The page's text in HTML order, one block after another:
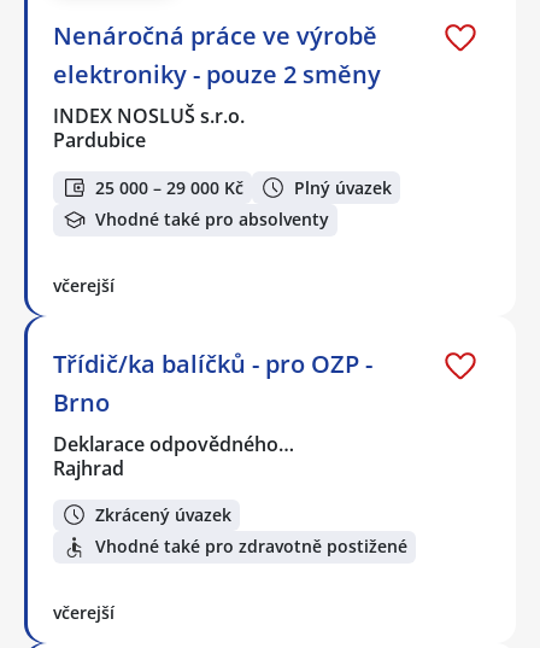
Nenáročná práce ve výrobě
elektroniky - pouze 2 směny
INDEX NOSLUŠ s.r.o.
Pardubice
25 000 – 29 000 Kč
Plný úvazek
Vhodné také pro absolventy
včerejší
Třídič/ka balíčků - pro OZP -
Brno
Deklarace odpovědného…
Rajhrad
Zkrácený úvazek
Vhodné také pro zdravotně postižené
včerejší